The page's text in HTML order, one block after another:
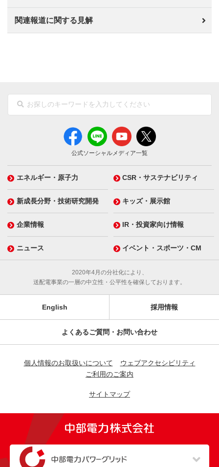
関連報道に関する見解
公式ソーシャルメディア一覧
エネルギー・原子力 CSR・サステナビリティ
新成長分野・技術研究開発 キッズ・展示館
企業情報 IR・投資家向け情報
ニュース イベント・スポーツ・CM
2020年4月の分社化により、
送配電事業の一層の中立性・公平性を確保しております。
English 採用情報
よくあるご質問・お問い合わせ
個人情報のお取扱いについて
ウェブアクセシビリティ
ご利用のご案内
サイトマップ